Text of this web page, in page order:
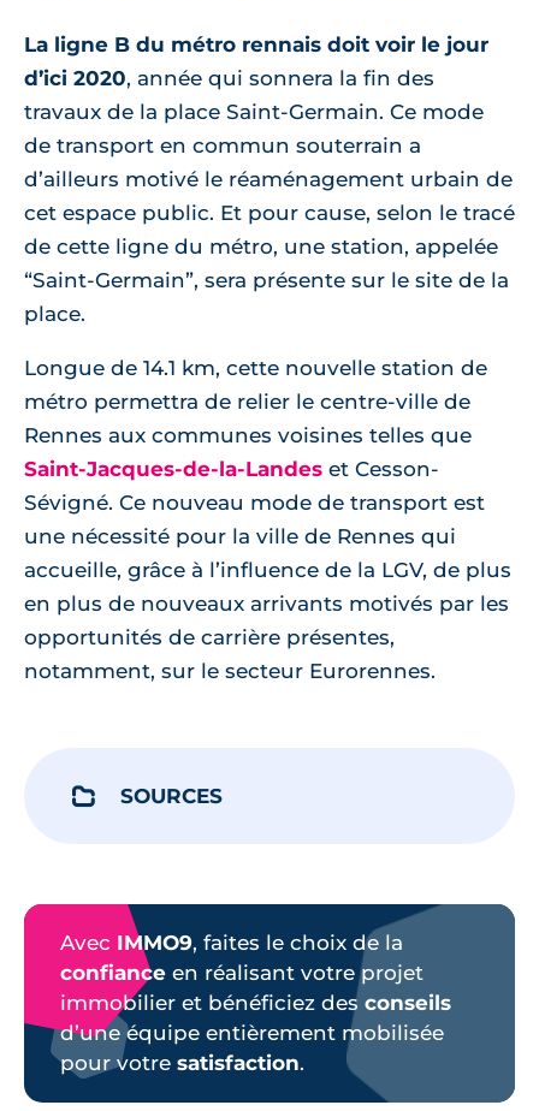
La ligne B du métro rennais doit voir le jour
d’ici 2020, année qui sonnera la fin des
travaux de la place Saint-Germain. Ce mode
de transport en commun souterrain a
d’ailleurs motivé le réaménagement urbain de
cet espace public. Et pour cause, selon le tracé
de cette ligne du métro, une station, appelée
“Saint-Germain”, sera présente sur le site de la
place.
Longue de 14.1 km, cette nouvelle station de
métro permettra de relier le centre-ville de
Rennes aux communes voisines telles que
Saint-Jacques-de-la-Landes et Cesson-
Sévigné. Ce nouveau mode de transport est
une nécessité pour la ville de Rennes qui
accueille, grâce à l’influence de la LGV, de plus
en plus de nouveaux arrivants motivés par les
opportunités de carrière présentes,
notamment, sur le secteur Eurorennes.
SOURCES
Avec IMMO9, faites le choix de la
confiance en réalisant votre projet
immobilier et bénéficiez des conseils
d’une équipe entièrement mobilisée
pour votre satisfaction.